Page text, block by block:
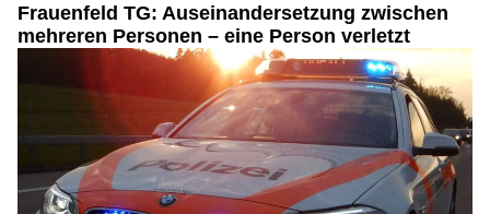
Frauenfeld TG: Auseinandersetzung zwischen
mehreren Personen – eine Person verletzt